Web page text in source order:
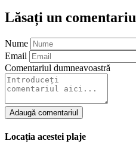
Lăsați un comentariu
Nume
Email
Comentariul dumneavoastră
Adaugă comentariul
Locația acestei plaje